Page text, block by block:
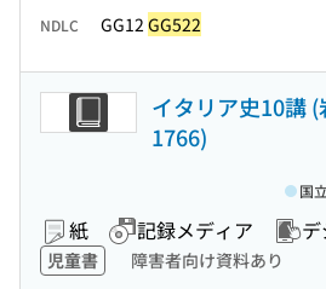
NDLC GG12 GG522
イタリア史10講
1766)
紙 記録メディア
児童書
障害者向け資料あり
国